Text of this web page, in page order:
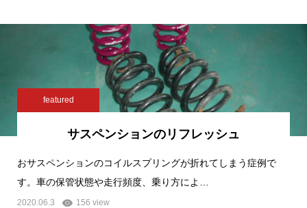
featured
サスペンションのリフレッシュ
おサスペンションのコイルスプリングが折れてしまう症例で
す。車の保管状態や走行頻度、乗り方によ…
2020.06.3 156 view